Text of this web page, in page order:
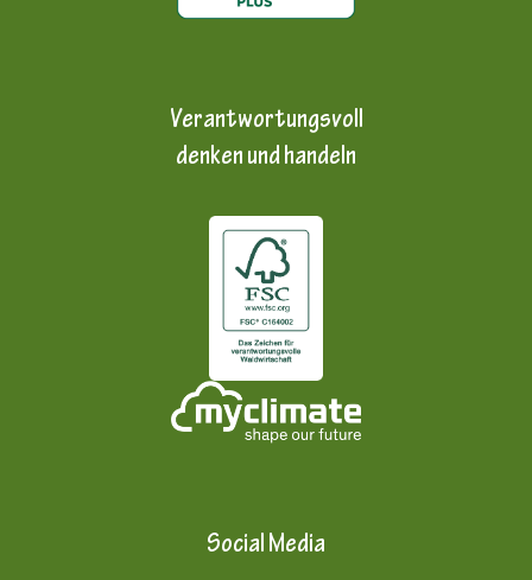
Verantwortungsvoll
denken und handeln
Social Media